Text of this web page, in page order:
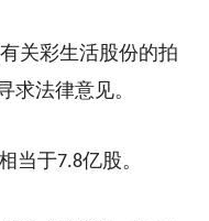
关彩生活股份的拍
求法律意见。
当于7.8亿股。